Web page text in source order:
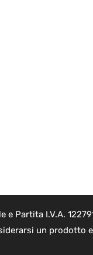
e Partita I.V.A.
un prodotto